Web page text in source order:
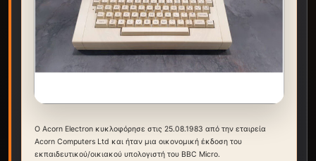
Ο Acorn Electron κυκλοφόρησε στις 25.08.1983 από την εταιρεία
Acorn Computers Ltd και ήταν μια οικονομική έκδοση του
εκπαιδευτικού/οικιακού υπολογιστή του BBC Micro.